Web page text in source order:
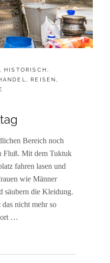
, HISTORISCH,
, REISEN,
Bereich noch
Fluß. Mit dem Tuktuk
fahren lasen und
wie Männer
säubern die Kleidung.
nicht mehr so
…